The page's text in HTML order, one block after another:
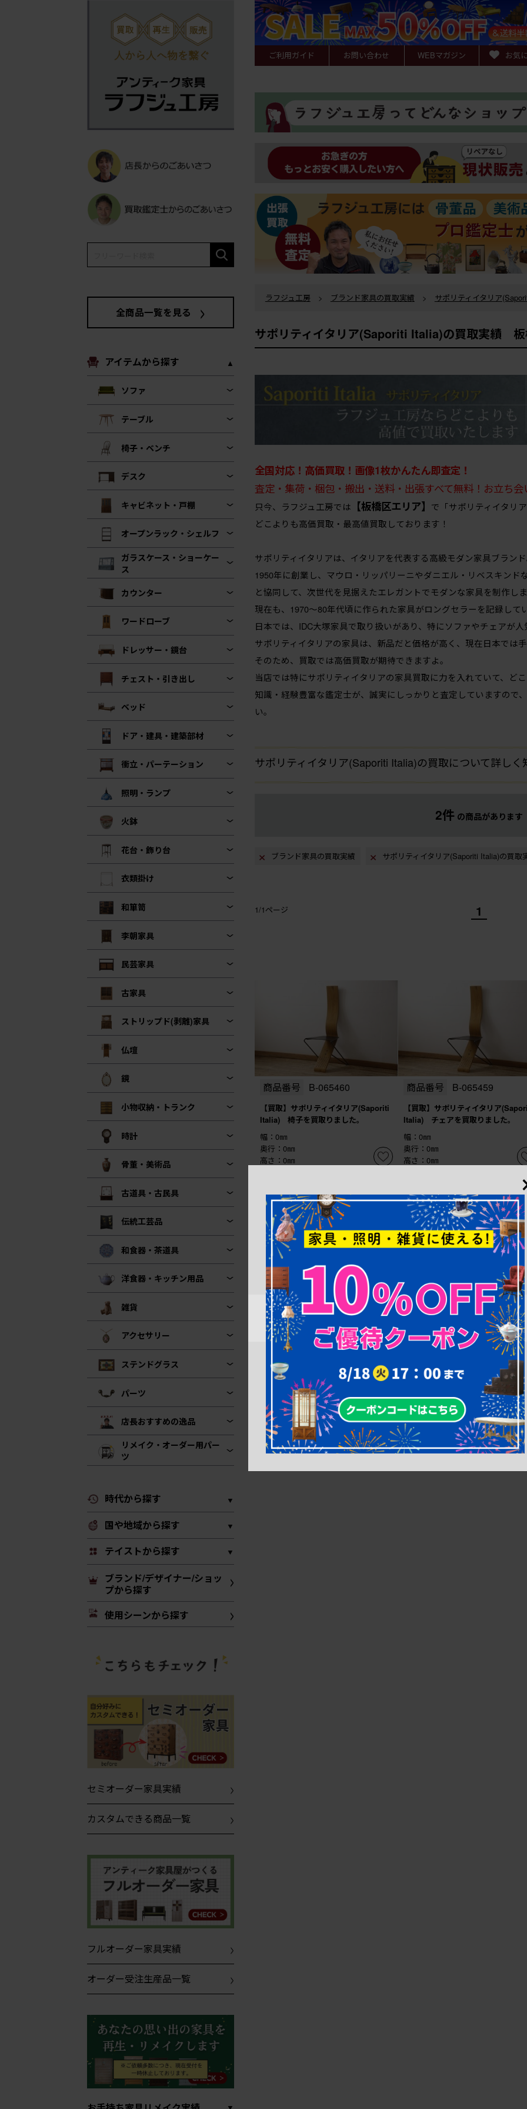
全商品一覧を見る
アイテムから探す
ソファ
テーブル
椅子・ベンチ
デスク
キャビネット・戸棚
オープンラック・シェルフ
ガラスケース・ショーケー
ス
カウンター
ワードローブ
ドレッサー・鏡台
チェスト・引き出し
ベッド
ドア・建具・建築部材
衝立・パーテーション
照明・ランプ
火鉢
花台・飾り台
衣類掛け
和箪笥
李朝家具
民芸家具
古家具
ストリップド(剥離)家具
仏壇
鏡
小物収納・トランク
時計
骨董・美術品
古道具・古民具
伝統工芸品
和食器・茶道具
洋食器・キッチン用品
雑貨
アクセサリー
ステンドグラス
パーツ
店長おすすめの逸品
リメイク・オーダー用パー
ツ
時代から探す
国や地域から探す
テイストから探す
ブランド/デザイナー/ショッ
プから探す
使用シーンから探す
セミオーダー家具実績
カスタムできる商品一覧
フルオーダー家具実績
オーダー受注生産品一覧
ご利用ガイド お問い合わせ WEBマガジン お気
ラフジュ工房 > ブランド家具の買取実績 > サポリティイタリア
サポリティイタリア(Saporiti Italia)の買取実績
全国対応！高価買取！画像1枚かんたん即査定！
査定・集荷・梱包・搬出・送料・出張すべて無料！お立ち
只今、ラフジュ工房では 【板橋区エリア】 で「サポリティイタリ
どこよりも高価買取・最高値買取しております！
サポリティイタリアは、イタリアを代表する高級モダン家具ブラン
1950年に創業し、マウロ・リッパリーニやダニエル・リベスキンド
と協同して、次世代を見据えたエレガントでモダンな家具を制作し
現在も、1970〜80年代頃に作られた家具がロングセラーを記録して
日本では、IDC大塚家具で取り扱いがあり、特にソファやチェアが
サポリティイタリアの家具は、新品だと価格が高く、現在日本では
そのため、買取では高価買取が期待できますよ。
当店では特にサポリティイタリアの家具買取に力を入れていて、ど
知識・経験豊富な鑑定士が、誠実にしっかりと査定していますので
い。
サポリティイタリア(Saporiti Italia)の買取について詳し
2件 の商品があります
ブランド家具の買取実績 サポリティイタリア(Saporiti Italia)の買取
1/1ページ 1
商品番号 B-065460
【買取】サポリティイタリア(Saporiti
Italia) 椅子を買取りました。
幅：0㎜
奥行：0㎜
高さ：0㎜
商品番号 B-065459
【買取】サポリティイタリア
Italia) チェアを買取りました。
幅：0㎜
奥行：0㎜
高さ：0㎜
1